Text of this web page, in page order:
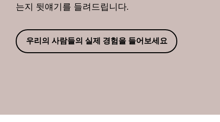
는지 뒷얘기를 들려드립니다.
우리의 사람들의 실제 경험을 들어보세요